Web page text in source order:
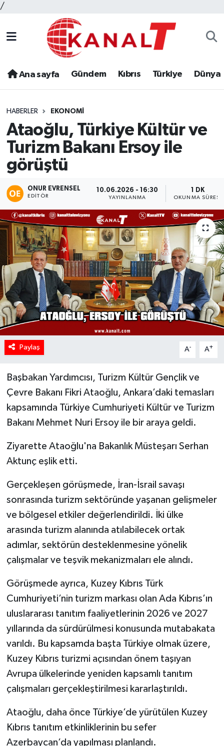
/
Ana sayfa Gündem Kıbrıs Türkiye Dünya
HABERLER EKONOMI
Ataoğlu, Türkiye Kültür ve
Turizm Bakanı Ersoy ile
görüştü
ONUR EVRENSEL
EDITÖR
10.06.2026 - 16:30
YAYINLANMA
1 DK
OKUNMA SÜRESI
Paylaş A- A+
Başbakan Yardımcısı, Turizm Kültür Gençlik ve
Çevre Bakanı Fikri Ataoğlu, Ankara’daki temasları
kapsamında Türkiye Cumhuriyeti Kültür ve Turizm
Bakanı Mehmet Nuri Ersoy ile bir araya geldi.
Ziyarette Ataoğlu'na Bakanlık Müsteşarı Serhan
Aktunç eşlik etti.
Gerçekleşen görüşmede, İran-İsrail savaşı
sonrasında turizm sektöründe yaşanan gelişmeler
ve bölgesel etkiler değerlendirildi. İki ülke
arasında turizm alanında atılabilecek ortak
adımlar, sektörün desteklenmesine yönelik
çalışmalar ve teşvik mekanizmaları ele alındı.
Görüşmede ayrıca, Kuzey Kıbrıs Türk
Cumhuriyeti’nin turizm markası olan Ada Kıbrıs’ın
uluslararası tanıtım faaliyetlerinin 2026 ve 2027
yıllarında da sürdürülmesi konusunda mutabakata
varıldı. Bu kapsamda başta Türkiye olmak üzere,
Kuzey Kıbrıs turizmi açısından önem taşıyan
Avrupa ülkelerinde yeniden kapsamlı tanıtım
çalışmaları gerçekleştirilmesi kararlaştırıldı.
Ataoğlu, daha önce Türkiye’de yürütülen Kuzey
Kıbrıs tanıtım etkinliklerinin bu sefer
Azerbaycan’da yapılması planlandı.